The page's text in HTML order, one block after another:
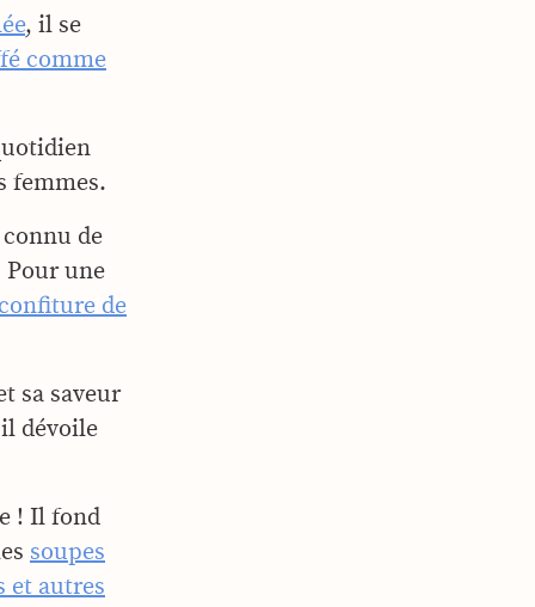
, il se
comme
femmes.
de
Pour une
de
sa saveur
dévoile
! Il fond
soupes
et autres